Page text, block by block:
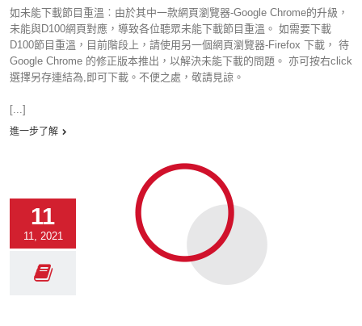
如未能下載節目重溫︰由於其中一款網頁瀏覽器-Google Chrome的升級，
未能與D100網頁對應，導致各位聽眾未能下載節目重溫。 如需要下載
D100節目重溫，目前階段上，請使用另一個網頁瀏覽器-Firefox 下載， 待
Google Chrome 的修正版本推出，以解決未能下載的問題。 亦可按右click
選擇另存連結為,即可下載。不便之處，敬請見諒。
[...]
進一步了解
11
11, 2021